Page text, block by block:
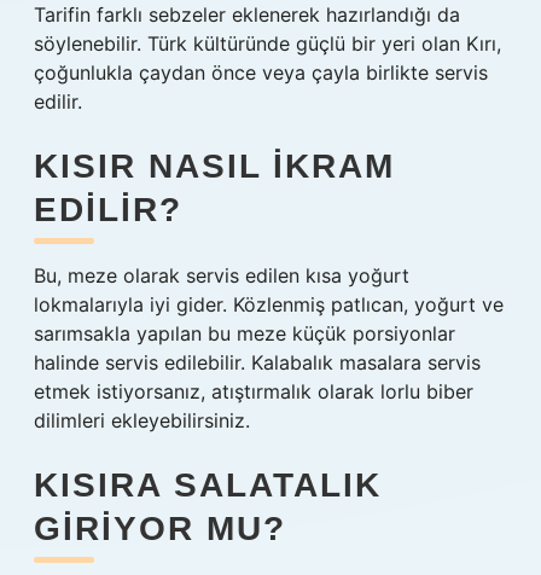
Tarifin farklı sebzeler eklenerek hazırlandığı da
söylenebilir. Türk kültüründe güçlü bir yeri olan Kırı,
çoğunlukla çaydan önce veya çayla birlikte servis
edilir.
KISIR NASIL IKRAM
EDILIR?
Bu, meze olarak servis edilen kısa yoğurt
lokmalarıyla iyi gider. Közlenmiş patlıcan, yoğurt ve
sarımsakla yapılan bu meze küçük porsiyonlar
halinde servis edilebilir. Kalabalık masalara servis
etmek istiyorsanız, atıştırmalık olarak lorlu biber
dilimleri ekleyebilirsiniz.
KISIRA SALATALIK
GIRIYOR MU?